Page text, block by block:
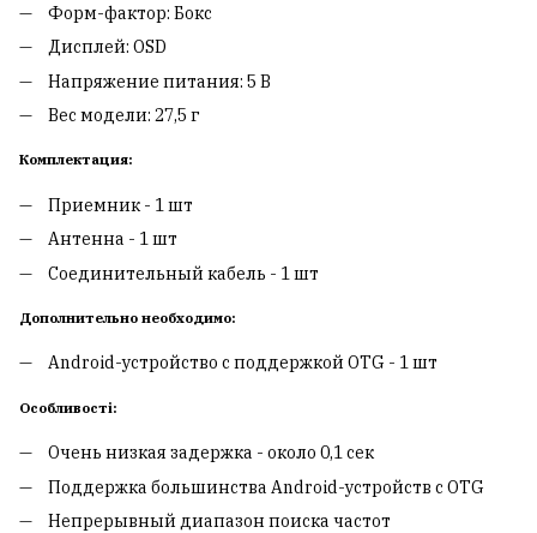
Форм-фактор: Бокс
Дисплей: OSD
Напряжение питания: 5 В
Вес модели: 27,5 г
Комплектация:
Приемник - 1 шт
Антенна - 1 шт
Соединительный кабель - 1 шт
Дополнительно необходимо:
Android-устройство с поддержкой OTG - 1 шт
Особливості:
Очень низкая задержка - около 0,1 сек
Поддержка большинства Android-устройств с OTG
Непрерывный диапазон поиска частот